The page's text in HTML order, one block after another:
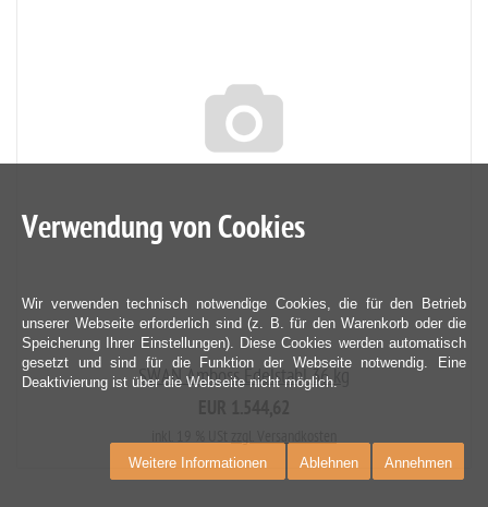
SWAN Amboss Edelstahl 36 kg
Verwendung von Cookies
Wir verwenden technisch notwendige Cookies, die für den Betrieb
unserer Webseite erforderlich sind (z. B. für den Warenkorb oder die
Speicherung Ihrer Einstellungen). Diese Cookies werden automatisch
gesetzt und sind für die Funktion der Webseite notwendig. Eine
Deaktivierung ist über die Webseite nicht möglich.
Annehmen
Ablehnen
Weitere Informationen